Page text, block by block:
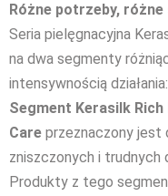
Różne potrzeby,
Seria pielęgnacyjna
na dwa segmenty
intensywnością działania:
Segment Kerasilk
Care przeznaczony jest
zniszczonych i trudnych
Produkty z tego